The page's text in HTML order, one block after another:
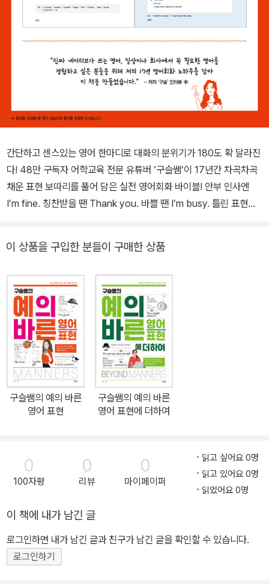
간단하고 센스있는 영어 한마디로 대화의 분위기가 180도 확 달라진
다! 48만 구독자 어학교육 전문 유튜버 ‘구슬쌤’이 17년간 차곡차곡
채운 표현 보따리를 풀어 담은 실전 영어회화 바이블! 안부 인사엔
I’m fine. 칭찬받을 땐 Thank you. 바쁠 땐 I’m busy. 틀린 표현들
되레 공을 돌리며 “I learned from the best.(다 최고한테 배워서
라고 “I didn’t do it alone.(저 혼자 이룬 게 아닌걸요.)”이라고 겸손
하게 답할 수 있는 센스를 장착하고 싶다면 이 책을 주목해야 한다. 네
이티브가 매일 쓰는 일상대화 200개, 쉬운 영어로 센스 있고 자신 있
게 말한다! 미국 현지 기업에서 쌓은 비즈니스 실무 경험과 영어교육
전문 강사로서 실전 강의 노하우를 바탕으로 군더더기 없는 깔끔한
진행, 현지 교민과 유학생 및 외국계 직장인들도 인정하는 활용만렙
네이티브 표현, 귀에 쏙쏙 꽂히는 전달력으로 48만 구독자의 랜선 영
어샘이 된 어학교육 전문 유튜버 구슬쌤이 ‘진짜 네이티브가 쓰는 영
가능하도록 섀도우스피킹과 반복 기능을 탑재하고 네이티브의 실제
대화 속도로 녹음한 MP3파일을 제공하며, 대화 학습 중간중간 ‘망각
방지 장치’로 복습할 수 있게 구성하여 책만 따라가면 저절로 200개
부담 없고 효과적인 영어 말하기 습관을 장착해보자. ★ 도서 구성 ★
네이티브가 매일같이 나누는 일상대화 200편이 1, 2권에 나누어 수
록되어 있습니다. 각 권은 네이티브 대화문 100편과 대화문의 주요
이 상품을 구입한 분들이 구매한 상품
구슬쌤의 예의 바른
영어 표현
구슬쌤의 예의 바른
영어 표현에 더하여
0
100자평
0
리뷰
0
마이페이퍼
읽고 싶어요 0명
읽고 있어요 0명
읽었어요 0명
이 책에 내가 남긴 글
로그인하면 내가 남긴 글과 친구가 남긴 글을 확인할 수 있습니다.
로그인하기